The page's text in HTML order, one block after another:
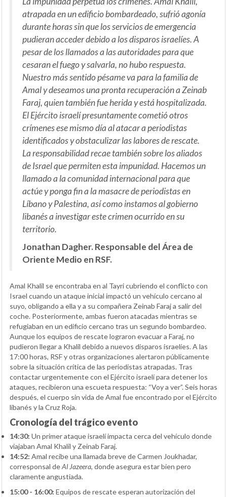
atrapada en un edificio bombardeado, sufrió agonía
durante horas sin que los servicios de emergencia
pudieran acceder debido a los disparos israelíes. A
pesar de los llamados a las autoridades para que
cesaran el fuego y salvarla, no hubo respuesta.
Nuestro más sentido pésame va para la familia de
Amal y deseamos una pronta recuperación a Zeinab
Faraj, quien también fue herida y está hospitalizada.
El Ejército israelí presuntamente cometió otros
crímenes ese mismo día al atacar a periodistas
identificados y obstaculizar las labores de rescate.
La responsabilidad recae también sobre los aliados
de Israel que permiten esta impunidad. Hacemos un
llamado a la comunidad internacional para que
actúe y ponga fin a la masacre de periodistas en
Líbano y Palestina, así como instamos al gobierno
libanés a investigar este crimen ocurrido en su
territorio.
Jonathan Dagher. Responsable del Área de
Oriente Medio en RSF.
Amal Khalil se encontraba en al Tayri cubriendo el conflicto con
Israel cuando un ataque inicial impactó un vehículo cercano al
suyo, obligando a ella y a su compañera Zeinab Faraj a salir del
coche. Posteriormente, ambas fueron atacadas mientras se
refugiaban en un edificio cercano tras un segundo bombardeo.
Aunque los equipos de rescate lograron evacuar a Faraj, no
pudieron llegar a Khalil debido a nuevos disparos israelíes. A las
17:00 horas, RSF y otras organizaciones alertaron públicamente
sobre la situación crítica de las periodistas atrapadas. Tras
contactar urgentemente con el Ejército israelí para detener los
ataques, recibieron una escueta respuesta: “Voy a ver”. Seis horas
después, el cuerpo sin vida de Amal fue encontrado por el Ejército
libanés y la Cruz Roja.
Cronología del trágico evento
14:30: Un primer ataque israelí impacta cerca del vehículo donde
viajaban Amal Khalil y Zeinab Faraj.
14:52: Amal recibe una llamada breve de Carmen Joukhadar,
corresponsal deAl Jazeera, donde asegura estar bien pero
claramente angustiada.
15:00 - 16:00: Equipos de rescate esperan autorización del